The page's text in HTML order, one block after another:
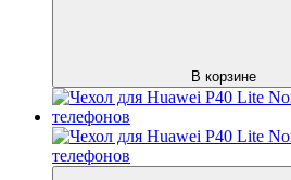
В корзине